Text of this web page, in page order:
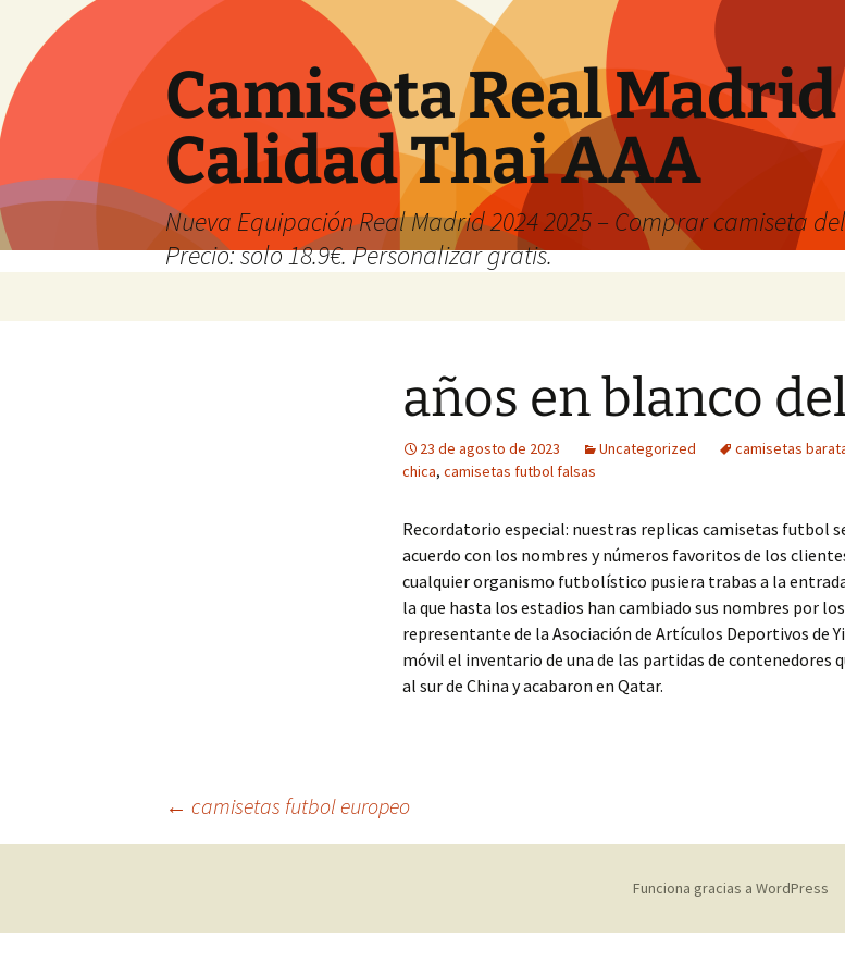
Camiseta Real
Calidad Thai AAA
Nueva Equipación Real Madrid 2024 2025 – Comprar camiseta
Precio: solo 18.9€. Personalizar gratis.
años en blanco
23 de agosto de 2023 Uncategorized camisetas
chica, camisetas futbol falsas
Recordatorio especial: nuestras replicas camisetas futbol
acuerdo con los nombres y números favoritos de los
cualquier organismo futbolístico pusiera trabas a la
la que hasta los estadios han cambiado sus nombres por
representante de la Asociación de Artículos Deportivos de
móvil el inventario de una de las partidas de contenedores
al sur de China y acabaron en Qatar.
Navegación
← camisetas futbol europeo
Funciona gracias a WordPress